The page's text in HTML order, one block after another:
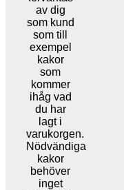
av dig
som kund
som till
exempel
kakor
som
kommer
ihåg vad
du har
lagt i
varukorgen.
Nödvändiga
kakor
behöver
inget